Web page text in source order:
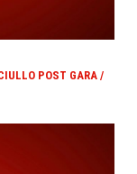
POST GARA /